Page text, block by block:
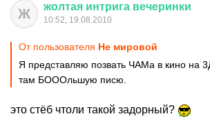
Ж жолтая интрига вечеринки
10:52, 19.08.2010
От пользователя Не мировой
Я представляю позвать ЧАМа в кино на
там БОООльшую писю.
это стёб чтоли такой задорный?